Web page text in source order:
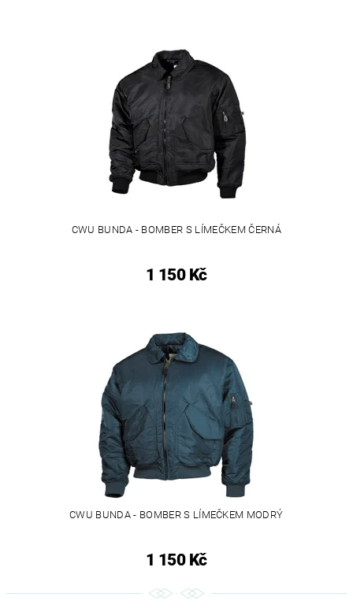
CWU BUNDA - BOMBER S LÍMEČKEM ČERNÁ
1 150 Kč
CWU BUNDA - BOMBER S LÍMEČKEM MODRÝ
1 150 Kč